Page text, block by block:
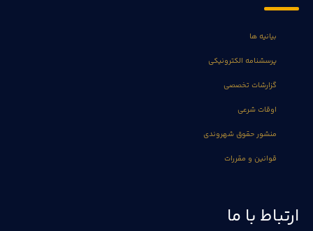
بیانیه ها
پرسشنامه الکترونیکی
گزارشات تخصصی
اوقات شرعی
منشور حقوق شهروندی
قوانین و مقررات
ارتباط با ما